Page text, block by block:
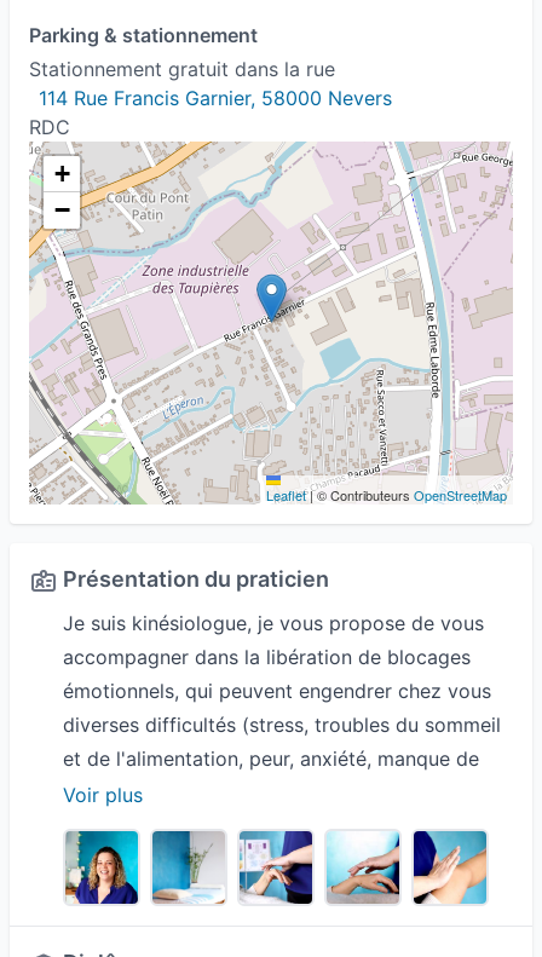
Manque d'énergie
TDAH - Trouble déficit de l'attention avec ou
sans hyperactivité
TDA - Trouble déficit de l'attention
Thérapie Psychocorporelle Traumatisme
Troubles de la sexualité
Troubles des conduites alimentaires (TCA)
Parking & stationnement
Stationnement gratuit dans la rue
114 Rue Francis Garnier, 58000 Nevers
RDC
+
−
Leaflet |© Contributeurs OpenStreetMap
Présentation du praticien
Je suis kinésiologue, je vous propose de vous
accompagner dans la libération de blocages
émotionnels, qui peuvent engendrer chez vous
diverses difficultés (stress, troubles du sommeil
et de l'alimentation, peur, anxiété, manque de
confiance en soi, deuil, douleur physique…) ou
qui vous empêche d'atteindre vos objectifs de
vie. Ma pratique s'adresse à tous, il n'y a aucune
contre indication, des nouveaux nés aux adultes.
J'utilise différentes techniques telles que Santé
Voir plus